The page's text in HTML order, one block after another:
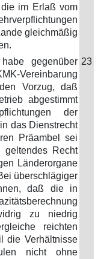
im Erlaß vom
gleichmäßig
gegenüber
Vereinbarung
Vorzug, daß
abgestimmt
der
das Dienstrecht
Präambel sei
geltendes Recht
Länderorgane
überschlägiger
daß die in
zu niedrig
reichten
die Verhältnisse
nicht ohne
23